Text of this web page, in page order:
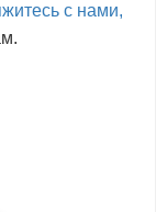
с нами,